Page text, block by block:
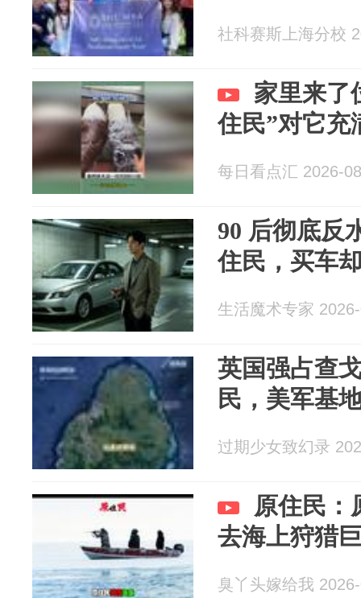
社科赛斯上海分校
家里来了
住民”对它充
每日看点汇 2026-
90 后彻底反
住民，买车
生活魔术专家
英国强占查
民，美军基
过期少女致幻录
原住民：
去海上狩猎
臭丫头嫁给我